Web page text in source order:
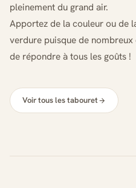
pleinement du grand air.
Apportez de la couleur ou de
verdure puisque de
de répondre à tous les goûts !
Voir tous les tabouret